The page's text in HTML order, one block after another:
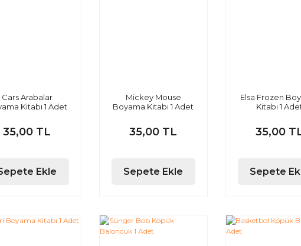
Cars Arabalar
Kitabı 1 Adet
35,00 TL
Ekle
Mickey Mouse
Boyama Kitabı 1 Adet
35,00 TL
Sepete Ekle
Elsa Frozen
Kitabı 1
35,00
Sepete